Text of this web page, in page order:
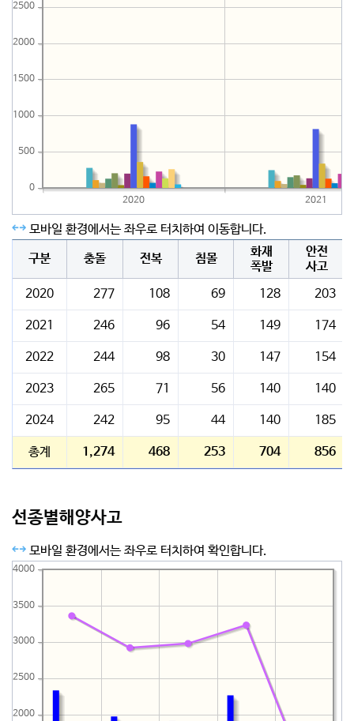
2020 2021
0
500
1000
1500
2000
2500
모바일 환경에서는 좌우로 터치하여 이동합니다.
구분
충돌 전복 침몰
화재
폭발
안전
사고
2020
277 108 69 128 203
2021 246 96 54 149 174
2022 244 98 30 147 154
2023 265 71 56 140 140
2024 242 95 44 140 185
총계 1,274 468 253 704 856
선종별해양사고
모바일 환경에서는 좌우로 터치하여 확인합니다.
2000
2500
3000
3500
4000